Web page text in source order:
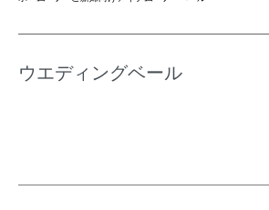
ウエディングベール